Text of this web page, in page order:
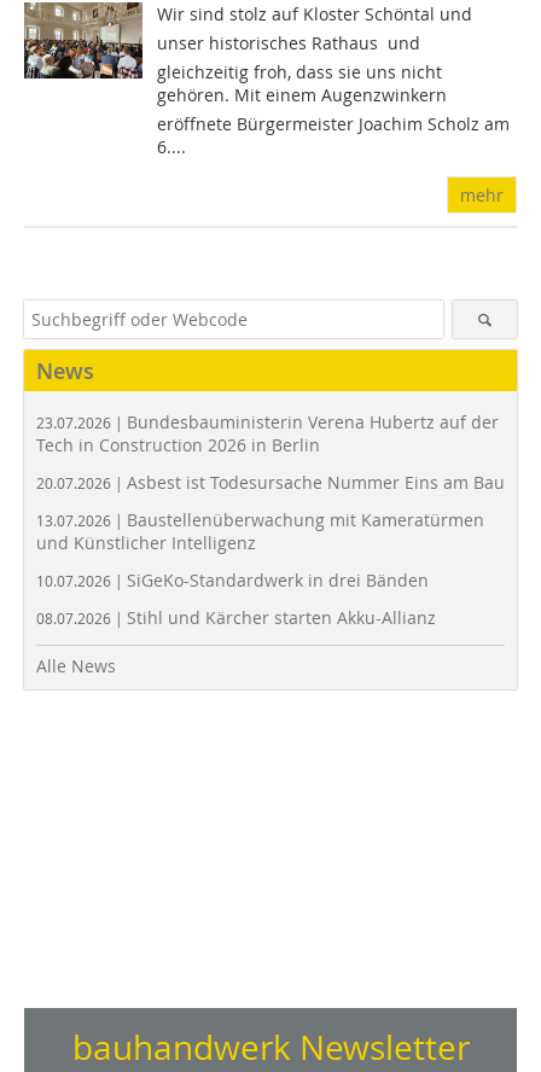
Wir sind stolz auf Kloster Schöntal und
unser historisches Rathaus  und
gleichzeitig froh, dass sie uns nicht
gehören. Mit einem Augenzwinkern
eröffnete Bürgermeister Joachim Scholz am
6....
mehr
News
23.07.2026 | Bundesbauministerin Verena Hubertz auf der
Tech in Construction 2026 in Berlin
20.07.2026 | Asbest ist Todesursache Nummer Eins am Bau
13.07.2026 | Baustellenüberwachung mit Kameratürmen
und Künstlicher Intelligenz
10.07.2026 | SiGeKo-Standardwerk in drei Bänden
08.07.2026 | Stihl und Kärcher starten Akku-Allianz
Alle News
bauhandwerk Newsletter